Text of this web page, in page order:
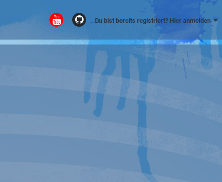
Du bist bereits registriert? Hier anmelden